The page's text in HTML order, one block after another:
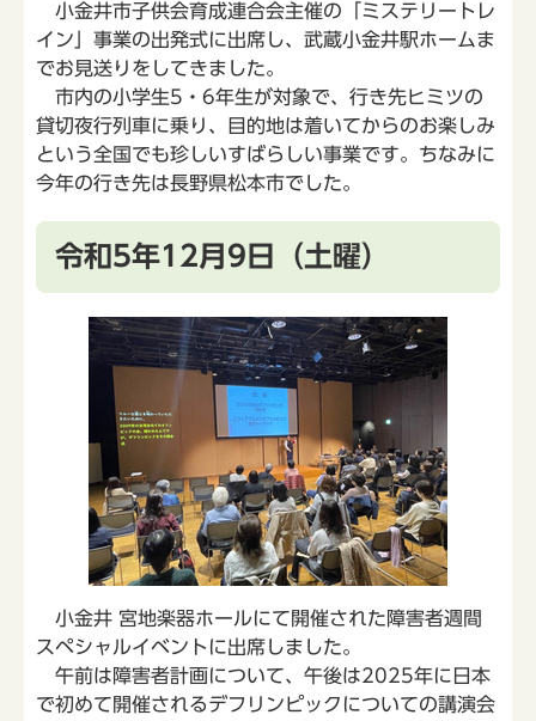
小金井市子供会育成連合会主催の「ミステリートレ
イン」事業の出発式に出席し、武蔵小金井駅ホームま
でお見送りをしてきました。
市内の小学生5・6年生が対象で、行き先ヒミツの
貸切夜行列車に乗り、目的地は着いてからのお楽しみ
という全国でも珍しいすばらしい事業です。ちなみに
今年の行き先は長野県松本市でした。
令和5年12月9日（土曜）
小金井 宮地楽器ホールにて開催された障害者週間
スペシャルイベントに出席しました。
午前は障害者計画について、午後は2025年に日本
で初めて開催されるデフリンピックについての講演会